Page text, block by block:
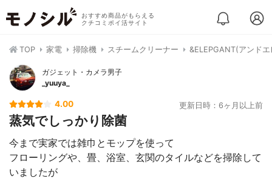
おすすめ商品がもらえる
クチコミポイ活サイト
TOP 家電 掃除機 スチームクリーナー &ELEPGANT(アンド
ガジェット・カメラ男子
_yuuya_
4.00 更新日時：6ヶ月以上前
蒸気でしっかり除菌
今まで実家では雑巾とモップを使って
フローリングや、畳、浴室、玄関のタイルなどを掃除して
いましたが